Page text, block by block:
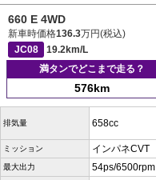
660 E 4WD
新車時価格136.3万円(税込)
JC08
19.2km/L
満タンでどこまで走る？
576km
排気量 658cc
ミッション インパネCVT
最大出力 54ps/6500rpm